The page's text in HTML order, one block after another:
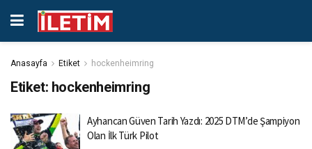
Anasayfa Etiket hockenheimring
Etiket: hockenheimring
Ayhancan Güven Tarih Yazdı: 2025 DTM’de Şampiyon
Olan İlk Türk Pilot